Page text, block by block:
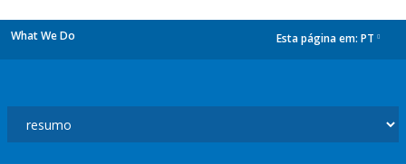
What We Do Esta página em: PT